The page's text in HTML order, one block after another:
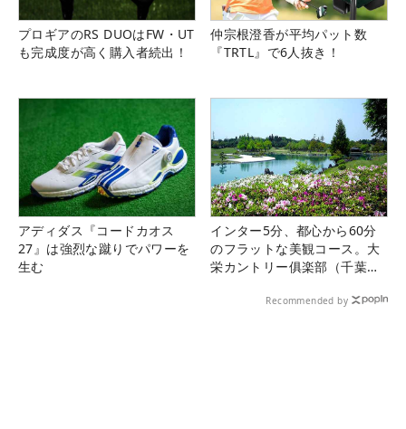
プロギアのRS DUOはFW・UT
も完成度が高く購入者続出！
仲宗根澄香が平均パット数
『TRTL』で6人抜き！
アディダス『コードカオス
27』は強烈な蹴りでパワーを
生む
インター5分、都心から60分
のフラットな美観コース。大
栄カントリー俱楽部（千葉
Recommended by